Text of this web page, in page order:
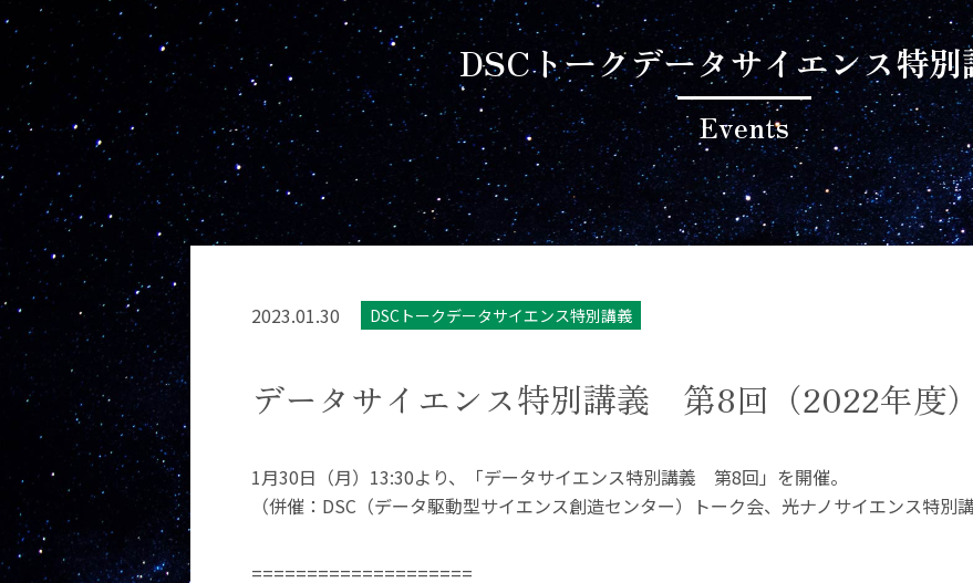
DSCトークデータサイエンス特別
Events
2023.01.30 DSCトークデータサイエンス特別講義
データサイエンス特別講義 第8回（2022年度）
1月30日（月）13:30より、「データサイエンス特別講義 第8回」を開催。
（併催：DSC（データ駆動型サイエンス創造センター）トーク会、光ナノサイエンス特別
====================